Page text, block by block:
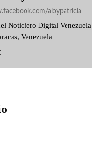
aloypatricia
Noticiero Digital
Venezuela